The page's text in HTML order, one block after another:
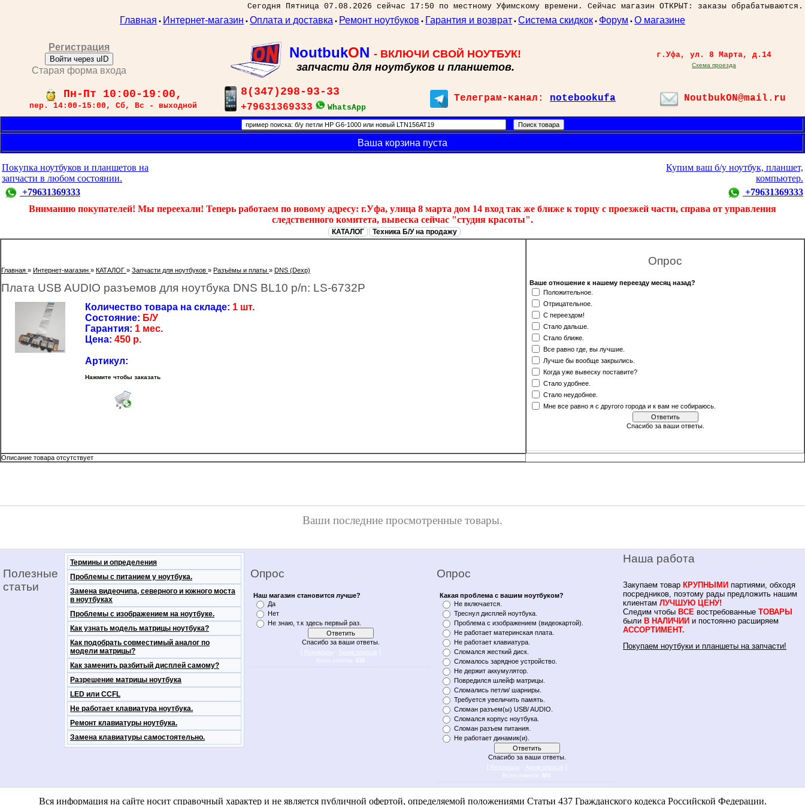
Сегодня Пятница 07.08.2026 сейчас 17:50 по местному Уфимскому времени. Сейчас магазин ОТКРЫТ: заказы обрабатываются.
Главная • Интернет-магазин • Оплата и доставка • Ремонт ноутбуков • Гарантия и возврат • Система скидкок • Форум • О магазине
Регистрация
Войти через uID
Старая форма входа
NoutbukON - ВКЛЮЧИ СВОЙ НОУТБУК!
запчасти для ноутбуков и планшетов.
г.Уфа, ул. 8 Марта, д.14
Схема проезда
Пн-Пт 10:00-19:00,
пер. 14:00-15:00, Сб, Вс - выходной
8(347)298-93-33
+79631369333 WhatsApp
Телеграм-канал: notebookufa NoutbukON@mail.ru
Ваша корзина пуста
Покупка ноутбуков и планшетов на
запчасти в любом состоянии.
+79631369333
Купим ваш б/у ноутбук, планшет,
компьютер.
+79631369333
Вниманию покупателей! Мы переехали! Теперь работаем по новому адресу: г.Уфа, улица 8 марта дом 14 вход так же ближе к торцу с проезжей части, справа от управления
следственного комитета, вывеска сейчас "студия красоты".
КАТАЛОГ Техника Б/У на продажу
Главная » Интернет-магазин » КАТАЛОГ » Запчасти для ноутбуков » Разъёмы и платы » DNS (Dexp)
Плата USB AUDIO разъемов для ноутбука DNS BL10 p/n: LS-6732P
Количество товара на складе: 1 шт.
Состояние: Б/У
Гарантия: 1 мес.
Цена: 450 р.
Артикул:
Нажмите чтобы заказать
Опрос
Ваше отношение к нашему переезду месяц назад?
Положительное.
Отрицательное.
С переездом!
Стало дальше.
Стало ближе.
Все равно где, вы лучшие.
Лучше бы вообще закрылись.
Когда уже вывеску поставите?
Стало удобнее.
Стало неудобнее.
Мне все равно я с другого города и к вам не собираюсь.
Спасибо за ваши ответы.
Описание товара отсутствует
Ваши последние просмотренные товары.
Полезные
статьи
Термины и определения
Проблемы с питанием у ноутбука.
Замена видеочипа, северного и южного моста
в ноутбуках
Проблемы с изображением на ноутбуке.
Как узнать модель матрицы ноутбука?
Как подобрать совместимый аналог по
модели матрицы?
Как заменить разбитый дисплей самому?
Разрешение матрицы ноутбука
LED или CCFL
Не работает клавиатура ноутбука.
Ремонт клавиатуры ноутбука.
Замена клавиатуры самостоятельно.
Опрос
Наш магазин становится лучше?
Да
Нет
Не знаю, т.к здесь первый раз.
Спасибо за ваши ответы.
616
Опрос
Какая проблема с вашим ноутбуком?
Не включается.
Треснул дисплей ноутбука.
Проблема с изображением (видеокартой).
Не работает материнская плата.
Не работает клавиатура.
Сломался жесткий диск.
Сломалось зарядное устройство.
Не держит аккумулятор.
Повредился шлейф матрицы.
Сломались петли/ шарниры.
Требуется увеличить память.
Сломан разъем(ы) USB/ AUDIO.
Сломался корпус ноутбука.
Сломан разъем питания.
Не работает динамик(и).
Спасибо за ваши ответы.
801
Наша работа
Закупаем товар КРУПНЫМИ партиями, обходя
посредников, поэтому рады предложить нашим
клиентам ЛУЧШУЮ ЦЕНУ!
Следим чтобы ВСЕ востребованные ТОВАРЫ
были В НАЛИЧИИ и постоянно расширяем
АССОРТИМЕНТ.
Покупаем ноутбуки и планшеты на запчасти!
Вся информация на сайте носит справочный характер и не является публичной офертой, определяемой положениями Статьи 437 Гражданского кодекса Российской Федерации.